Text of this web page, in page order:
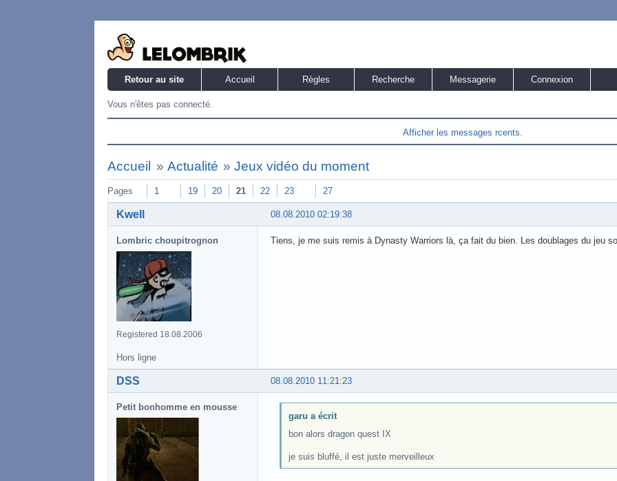
Retour au site Accueil Règles Recherche Messagerie Connexion
Vous n'êtes pas connecté.
Afficher les messages rcents.
Accueil » Actualité »Jeux vidéo du moment
Pages 1 19 20 21 22 23 27
08.08.2010 02:19:38
Kwell
Lombric choupitrognon
Registered 18.08.2006
Tiens, je me suis remis à Dynasty Warriors là, ça fait du bien. Les doublages du jeu
Hors ligne
08.08.2010 11:21:23
DSS
Petit bonhomme en mousse
garu a écrit
bon alors dragon quest IX
je suis bluffé, il est juste merveilleux